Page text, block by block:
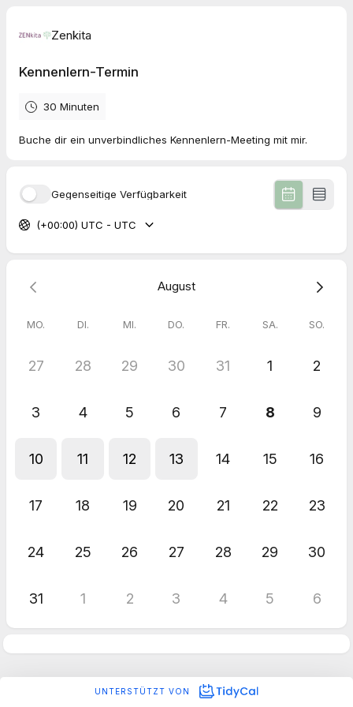
Zenkita
Kennenlern-Termin
30 Minuten
Buche dir ein unverbindliches Kennenlern-Meeting mit mir.
Gegenseitige Verfügbarkeit
(+00:00) UTC - UTC
August
MO. DI. MI. DO. FR. SA. SO.
27 28 29 30 31 1 2
3 4 5 6 7 8 9
10 11 12 13 14 15 16
17 18 19 20 21 22 23
24 25 26 27 28 29 30
31 1 2 3 4 5 6
UNTERSTÜTZT VON